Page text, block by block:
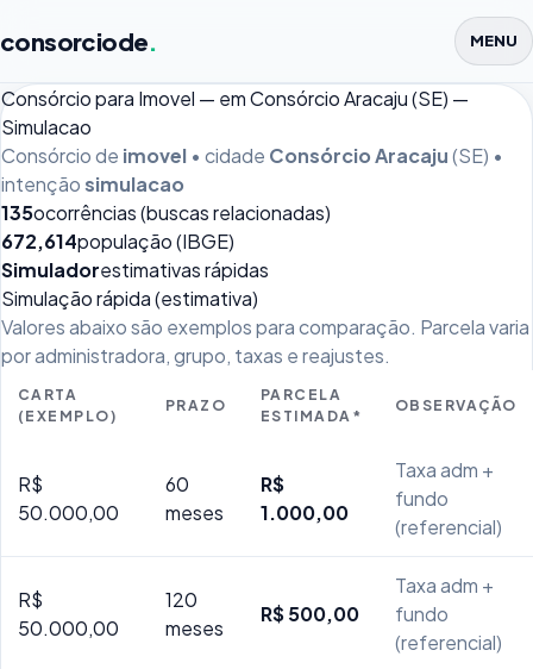
consorciode. MENU
Consórcio para Imovel — em Consórcio Aracaju (SE) —
Simulacao
Consórcio de imovel • cidade Consórcio Aracaju(SE) •
intençãosimulacao
135ocorrências (buscas relacionadas)
672,614população (IBGE)
Simuladorestimativas rápidas
Simulação rápida (estimativa)
Valores abaixo são exemplos para comparação. Parcela varia
por administradora, grupo, taxas e reajustes.
CARTA
(EXEMPLO)
PRAZO
PARCELA
ESTIMADA*
OBSERVAÇÃO
R$
50.000,00
60
meses
R$
1.000,00
Taxa adm +
fundo
(referencial)
R$
50.000,00
120
meses
R$ 500,00
Taxa adm +
fundo
(referencial)